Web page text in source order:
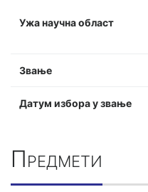
Ужа научна област
Звање
Датум избора у звање
Предмети